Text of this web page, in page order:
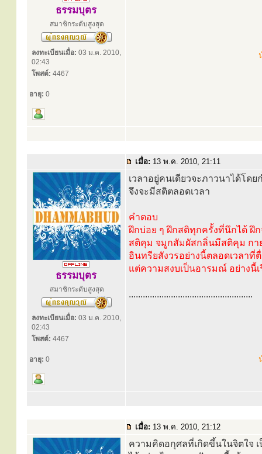
ธรรมบุตร
สมาชิกระดับสูงสุด
ลงทะเบียนเมื่อ: 03 ม.ค. 2010,
02:43
โพสต์: 4467
อายุ: 0
เมื่อ: 13 พ.ค. 2010, 21:11
ธรรมบุตร
สมาชิกระดับสูงสุด
ลงทะเบียนเมื่อ: 03 ม.ค. 2010,
02:43
โพสต์: 4467
อายุ: 0
เวลาอยู่คนเดียวจะภาวนาได้โด
จึงจะมีสติตลอดเวลา
คำตอบ
ฝึกบ่อย ๆ ฝึกสติทุกครั้งที่นึกได้
สติคุม จมูกสัมผัสกลิ่นมีสติคุม ก
อินทรียสังวรอย่างนี้ตลอดเวลา
แต่ความสงบเป็นอารมณ์ อย่างนี้
.....................................................
เมื่อ: 13 พ.ค. 2010, 21:12
ความคิดอกุศลที่เกิดขึ้นในจิตใจ